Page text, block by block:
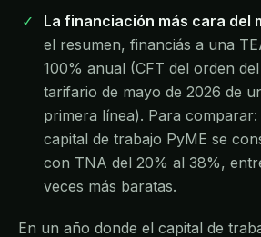
La financiación más cara del
el resumen, financiás a una
100% anual (CFT del orden
tarifario de mayo de 2026 de
primera línea). Para comparar:
capital de trabajo PyME se
con TNA del 20% al 38%,
veces más baratas.
En un año donde el capital de